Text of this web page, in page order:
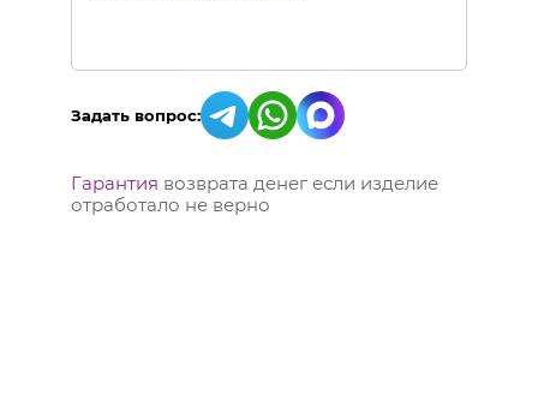
Задать вопрос:
Гарантия возврата денег если изделие
отработало не верно